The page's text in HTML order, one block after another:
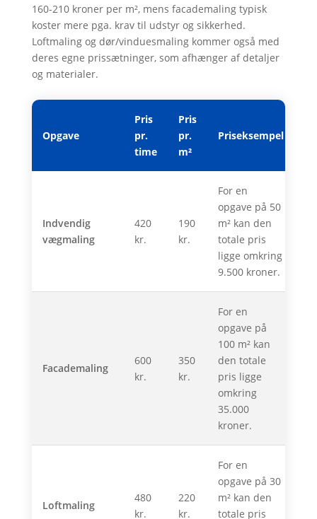
160-210 kroner per m², mens facademaling typisk
koster mere pga. krav til udstyr og sikkerhed.
Loftmaling og dør/vinduesmaling kommer også med
deres egne prissætninger, som afhænger af detaljer
og materialer.
Opgave
Pris
pr.
time
Pris
pr.
m²
Priseksempel
Indvendig
vægmaling
420
kr.
190
kr.
For en
opgave på 50
m² kan den
totale pris
ligge omkring
9.500 kroner.
Facademaling
600
kr.
350
kr.
For en
opgave på
100 m² kan
den totale
pris ligge
omkring
35.000
kroner.
Loftmaling
480
kr.
220
kr.
For en
opgave på 30
m² kan den
totale pris